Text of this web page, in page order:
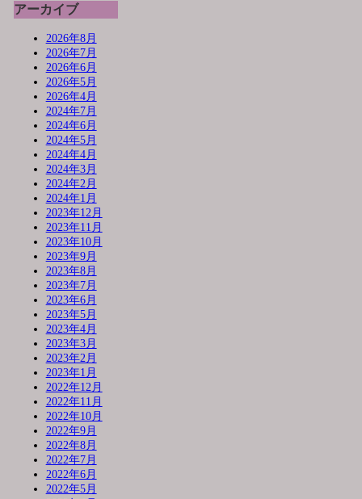
アーカイブ
2026年8月
2026年7月
2026年6月
2026年5月
2026年4月
2024年7月
2024年6月
2024年5月
2024年4月
2024年3月
2024年2月
2024年1月
2023年12月
2023年11月
2023年10月
2023年9月
2023年8月
2023年7月
2023年6月
2023年5月
2023年4月
2023年3月
2023年2月
2023年1月
2022年12月
2022年11月
2022年10月
2022年9月
2022年8月
2022年7月
2022年6月
2022年5月